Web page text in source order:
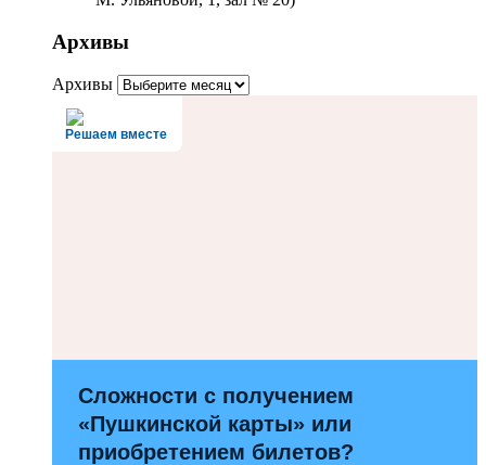
Архивы
Архивы
Решаем вместе
Сложности с получением
«Пушкинской карты» или
приобретением билетов?